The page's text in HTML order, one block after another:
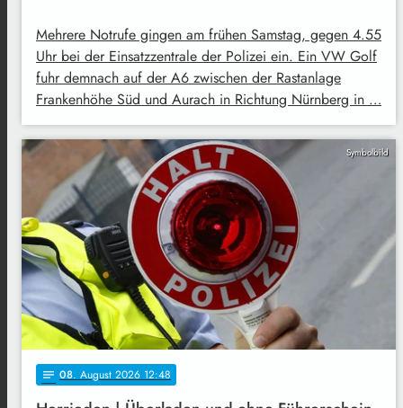
Mehrere Notrufe gingen am frühen Samstag, gegen 4.55
Uhr bei der Einsatzzentrale der Polizei ein. Ein VW Golf
fuhr demnach auf der A6 zwischen der Rastanlage
Frankenhöhe Süd und Aurach in Richtung Nürnberg in …
Symbolbild
notes 08. August 2026 12:48